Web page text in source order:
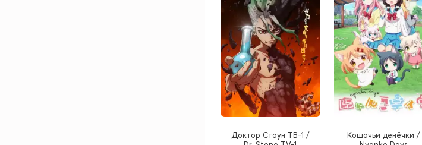
Доктор Стоун ТВ-1 /
Кошачьи денёчки /